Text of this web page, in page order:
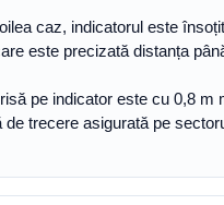
caz, indicatorul este
este precizată distanța
pe indicator este cu 0,8 m
de trecere asigurată pe